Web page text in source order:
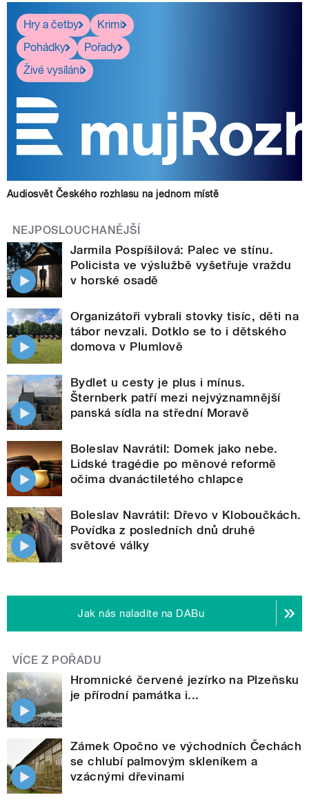
Hry a četby
Krimi
Pohádky
Pořady
Živé vysílání
Audiosvět Českého rozhlasu na jednom místě
NEJPOSLOUCHANĚJŠÍ
Jarmila Pospíšilová: Palec ve stínu.
Policista ve výslužbě vyšetřuje vraždu
v horské osadě
Organizátoři vybrali stovky tisíc, děti na
tábor nevzali. Dotklo se to i dětského
domova v Plumlově
Bydlet u cesty je plus i mínus.
Šternberk patří mezi nejvýznamnější
panská sídla na střední Moravě
Boleslav Navrátil: Domek jako nebe.
Lidské tragédie po měnové reformě
očima dvanáctiletého chlapce
Boleslav Navrátil: Dřevo v Kloboučkách.
Povídka z posledních dnů druhé
světové války
Jak nás naladíte na DABu
VÍCE Z POŘADU
Hromnické červené jezírko na Plzeňsku
je přírodní památka i...
Zámek Opočno ve východních Čechách
se chlubí palmovým skleníkem a
vzácnými dřevinami